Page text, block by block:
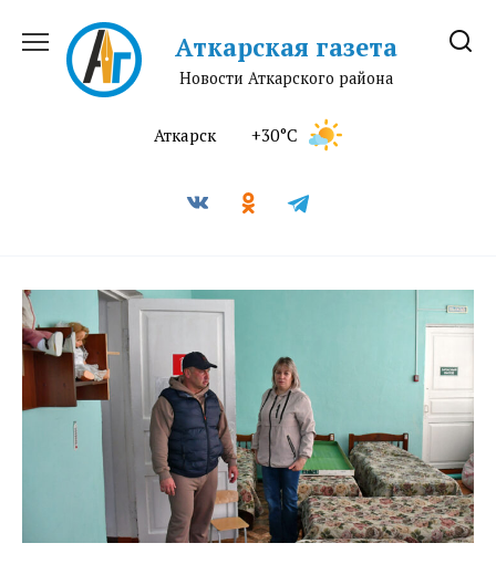
содержанию
Аткарская газета
Новости Аткарского района
Аткарск +30°C